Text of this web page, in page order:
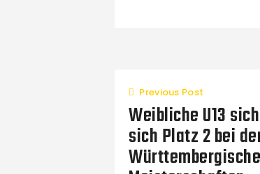
Previous Post
Weibliche U13
sich Platz 2 bei